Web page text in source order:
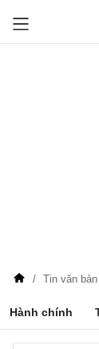
Tin văn
Hành chính